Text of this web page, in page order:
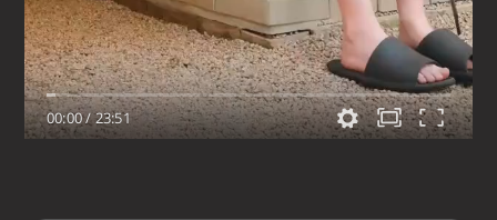
00:00/23:51